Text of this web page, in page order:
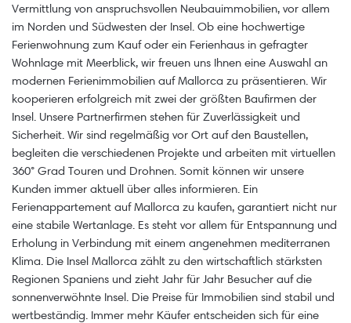
Vermittlung von anspruchsvollen Neubauimmobilien, vor allem
im Norden und Südwesten der Insel. Ob eine hochwertige
Ferienwohnung zum Kauf oder ein Ferienhaus in gefragter
Wohnlage mit Meerblick, wir freuen uns Ihnen eine Auswahl an
modernen Ferienimmobilien auf Mallorca zu präsentieren. Wir
kooperieren erfolgreich mit zwei der größten Baufirmen der
Insel. Unsere Partnerfirmen stehen für Zuverlässigkeit und
Sicherheit. Wir sind regelmäßig vor Ort auf den Baustellen,
begleiten die verschiedenen Projekte und arbeiten mit virtuellen
360° Grad Touren und Drohnen. Somit können wir unsere
Kunden immer aktuell über alles informieren. Ein
Ferienappartement auf Mallorca zu kaufen, garantiert nicht nur
eine stabile Wertanlage. Es steht vor allem für Entspannung und
Erholung in Verbindung mit einem angenehmen mediterranen
Klima. Die Insel Mallorca zählt zu den wirtschaftlich stärksten
Regionen Spaniens und zieht Jahr für Jahr Besucher auf die
sonnenverwöhnte Insel. Die Preise für Immobilien sind stabil und
wertbeständig. Immer mehr Käufer entscheiden sich für eine